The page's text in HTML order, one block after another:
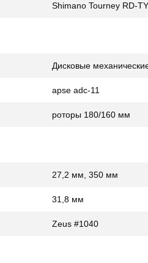
Shimano Tourney RD-
Дисковые
apse adc-11
роторы 180/160 мм
27,2 мм, 350 мм
31,8 мм
Zeus #1040